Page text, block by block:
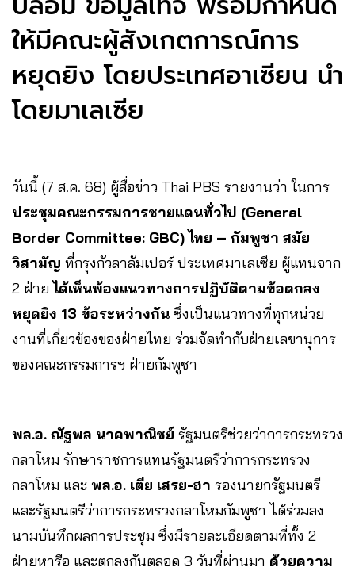
ให้มีคณะผู้สังเกตการณ์การ
หยุดยิง โดยประเทศอาเซียน นำ
โดยมาเลเซีย
วันนี้ (7 ส.ค. 68) ผู้สื่อข่าว Thai PBS รายงานว่า ในการ
ประชุมคณะกรรมการชายแดนทั่วไป (General
Border Committee: GBC) ไทย – กัมพูชา สมัย
วิสามัญ ที่กรุงกัวลาลัมเปอร์ ประเทศมาเลเซีย ผู้แทนจาก
2 ฝ่ายได้เห็นพ้องแนวทางการปฏิบัติตามข้อตกลง
หยุดยิง 13 ข้อระหว่างกัน ซึ่งเป็นแนวทางที่ทุกหน่วย
งานที่เกี่ยวข้องของฝ่ายไทย ร่วมจัดทำกับฝ่ายเลขานุการ
ของคณะกรรมการฯ ฝ่ายกัมพูชา
พล.อ. ณัฐพล นาคพาณิชย์ รัฐมนตรีช่วยว่าการกระทรวง
กลาโหม รักษาราชการแทนรัฐมนตรีว่าการกระทรวง
กลาโหม และ พล.อ. เตีย เสรย-ฮา รองนายกรัฐมนตรี
และรัฐมนตรีว่าการกระทรวงกลาโหมกัมพูชา ได้ร่วมลง
นามบันทึกผลการประชุม ซึ่งมีรายละเอียดตามที่ทั้ง 2
ฝ่ายหารือ และตกลงกันตลอด 3 วันที่ผ่านมา ด้วยความ